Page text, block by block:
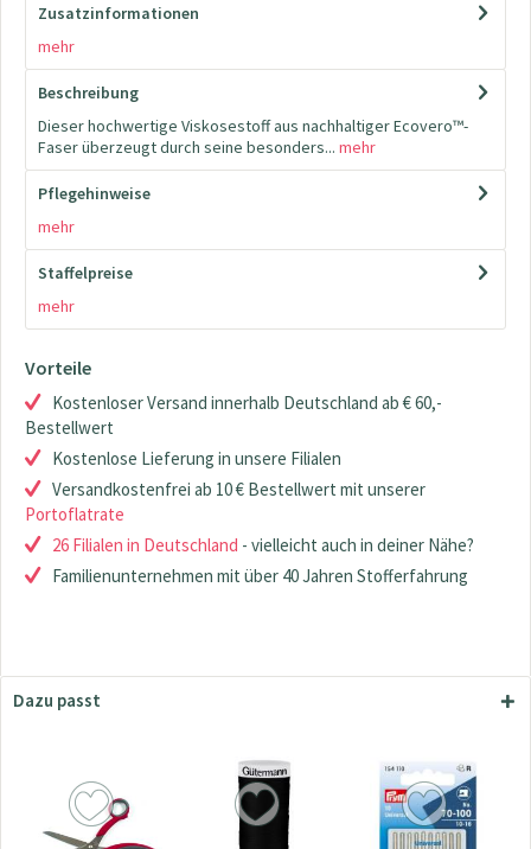
Zusatzinformationen
mehr
Beschreibung
Dieser hochwertige Viskosestoff aus nachhaltiger Ecovero™-
Faser überzeugt durch seine besonders... mehr
Pflegehinweise
mehr
Staffelpreise
mehr
Vorteile
Kostenloser Versand innerhalb Deutschland ab € 60,-
Bestellwert
Kostenlose Lieferung in unsere Filialen
Versandkostenfrei ab 10 € Bestellwert mit unserer
Portoflatrate
26 Filialen in Deutschland - vielleicht auch in deiner Nähe?
Familienunternehmen mit über 40 Jahren Stofferfahrung
Dazu passt